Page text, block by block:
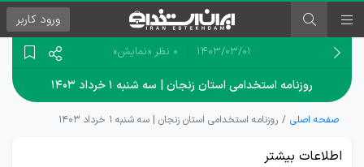
ورود کاربر
۱۴۰۳/۰۳/۰۱ 0 نظر «نمایش»
روزنامه استخدامی استان زنجان | سه شنبه ۱ خرداد ۱۴۰۳
صفحه اصلی روزنامه استخدامی استان زنجان | سه شنبه ۱ خرداد ۱۴۰۳
اطلاعات بیشتر